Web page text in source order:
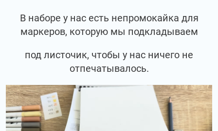
В наборе у нас есть непромокайка для
маркеров, которую мы подкладываем
под листочик, чтобы у нас ничего не
отпечатывалось.